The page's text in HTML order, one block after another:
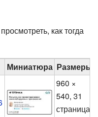
как тогда
Миниатюра Размеры
960 ×
540, 31
страница